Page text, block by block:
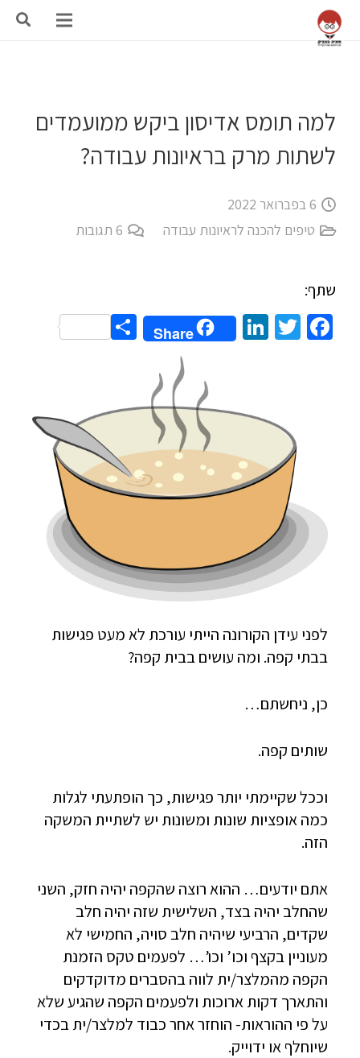
למה תומס אדיסון ביקש ממועמדים
לשתות מרק בראיונות עבודה?
6 בפברואר 2022
טיפים להכנה לראיונות עבודה
6 תגובות
שתף:
Facebook
Twitter
LinkedIn
Share
Share
לפני עידן הקורונה הייתי עורכת לא מעט פגישות
בבתי קפה. ומה עושים בבית קפה?
כן, ניחשתם…
שותים קפה.
וככל שקיימתי יותר פגישות, כך הופתעתי לגלות
כמה אופציות שונות ומשונות יש לשתיית המשקה
הזה.
אתם יודעים… ההוא רוצה שהקפה יהיה חזק, השני
שהחלב יהיה בצד, השלישית שזה יהיה חלב
שקדים, הרביעי שיהיה חלב סויה, החמישי לא
מעוניין בקצף וכו’ וכו’… לפעמים טקס הזמנת
הקפה מהמלצר/ית לווה בהסברים מדוקדקים
והתארך דקות ארוכות ולפעמים הקפה שהגיע שלא
על פי ההוראות- הוחזר אחר כבוד למלצר/ית בכדי
שיוחלף או ידוייק.